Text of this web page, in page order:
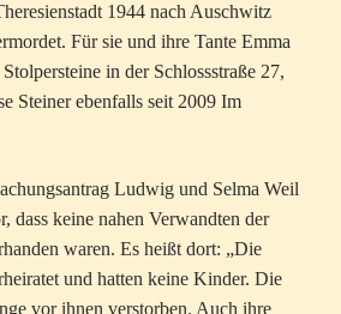
1944 nach Auschwitz
Für sie und ihre Tante Emma
in der Schlossstraße 27,
Steiner ebenfalls seit 2009 Im
Ludwig und Selma Weil
dass keine nahen Verwandten der
waren. Es heißt dort: „Die
und hatten keine Kinder. Die
vor ihnen verstorben. Auch ihre